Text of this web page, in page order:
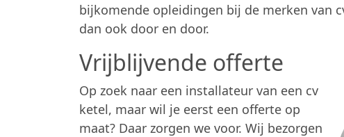
bijkomende opleidingen bij de merken van
dan ook door en door.
Vrijblijvende offerte
Op zoek naar een installateur van een cv
ketel, maar wil je eerst een offerte op
maat? Daar zorgen we voor. Wij bezorgen